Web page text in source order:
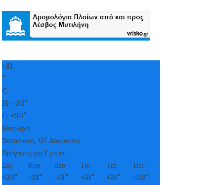
+31
°
C
H:+32°
L:+23°
Μυτιλήνη
Παρασκευή, 07 Αύγουστος
Πρόγνωση για 7 μέρες
Σαβ
Κυρ Δευ Τρι Τετ
Πεμ
+33° +31° +31° +31° +31° +32°